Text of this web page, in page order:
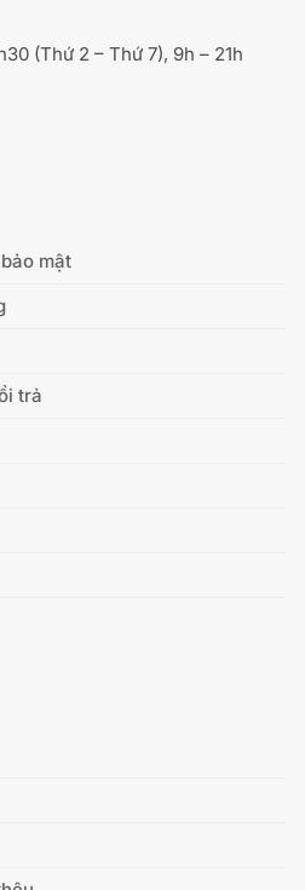
(Thứ 2 – Thứ 7), 9h – 21h
mật
trả